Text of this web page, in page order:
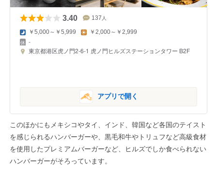
3.40 137 人
￥5,000～￥5,999 ￥2,000～￥2,999
-
東京都港区虎ノ門2-6-1 虎ノ門ヒルズステーションタワー B2F
アプリで開く
このほかにもメキシコやタイ、インド、韓国など各国のテイスト
を感じられるハンバーガーや、黒毛和牛やトリュフなど高級食材
を使用したプレミアムバーガーなど、ヒルズでしか食べられない
ハンバーガーがそろっています。